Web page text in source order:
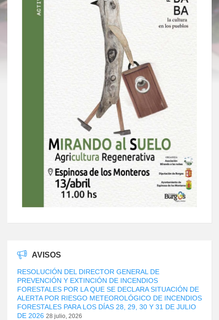
AVISOS
RESOLUCIÓN DEL DIRECTOR GENERAL DE
PREVENCIÓN Y EXTINCIÓN DE INCENDIOS
FORESTALES POR LA QUE SE DECLARA SITUACIÓN DE
ALERTA POR RIESGO METEOROLÓGICO DE INCENDIOS
FORESTALES PARA LOS DÍAS 28, 29, 30 Y 31 DE JULIO
DE 2026 28 julio, 2026